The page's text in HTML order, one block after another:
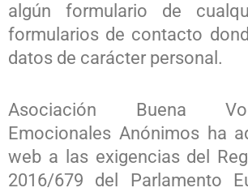
algún formulario de
formularios de contacto
datos de carácter personal.
Asociación Buena
Emocionales Anónimos ha
web a las exigencias del
2016/679 del Parlamento